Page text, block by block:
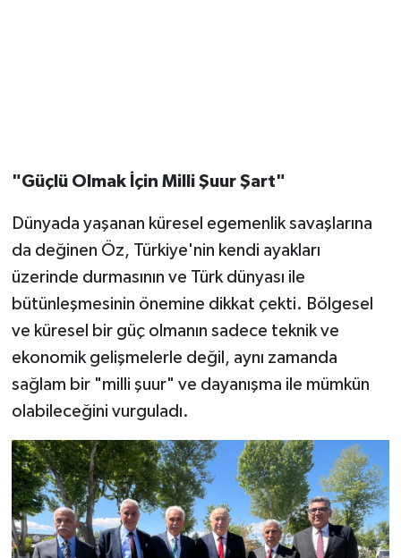
"Güçlü Olmak İçin Milli Şuur Şart"
Dünyada yaşanan küresel egemenlik savaşlarına
da değinen Öz, Türkiye'nin kendi ayakları
üzerinde durmasının ve Türk dünyası ile
bütünleşmesinin önemine dikkat çekti. Bölgesel
ve küresel bir güç olmanın sadece teknik ve
ekonomik gelişmelerle değil, aynı zamanda
sağlam bir "milli şuur" ve dayanışma ile mümkün
olabileceğini vurguladı.